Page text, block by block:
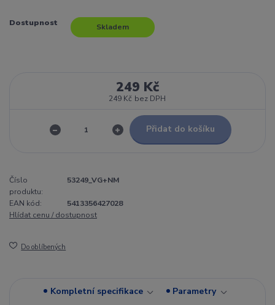
Dostupnost Skladem
249 Kč
249 Kč bez DPH
Přidat do košíku
Číslo
produktu:
53249_VG+NM
EAN kód:
5413356427028
Hlídat cenu / dostupnost
Do oblíbených
Kompletní specifikace
Parametry